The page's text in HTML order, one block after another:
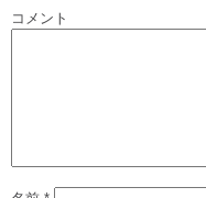
コメント